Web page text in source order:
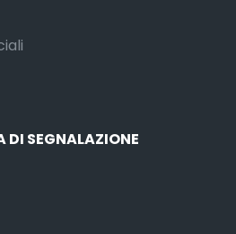
DI SEGNALAZIONE